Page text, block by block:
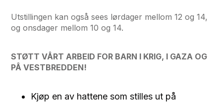
Utstillingen kan også sees lørdager mellom 12 og 14,
og onsdager mellom 10 og 14.
STØTT VÅRT ARBEID FOR BARN I KRIG, I GAZA OG
PÅ VESTBREDDEN!
Kjøp en av hattene som stilles ut på